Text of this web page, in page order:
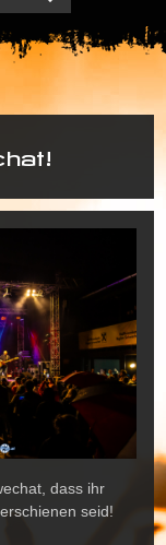
dass ihr
seid!